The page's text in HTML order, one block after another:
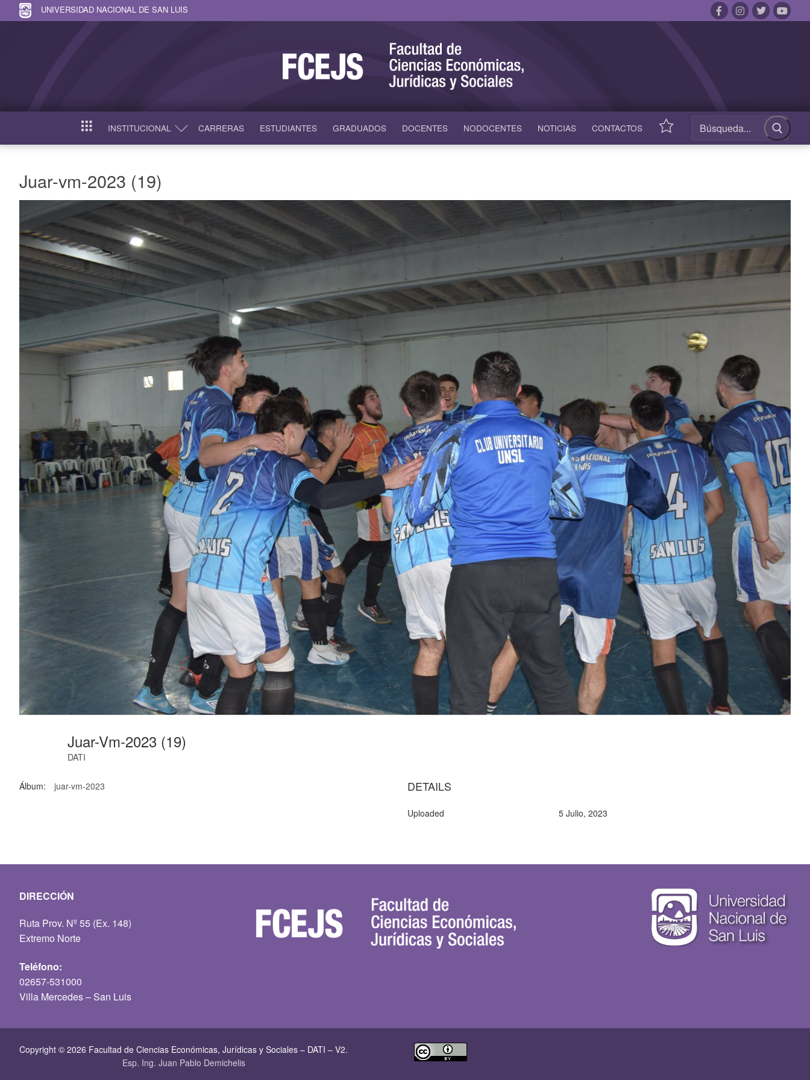
UNIVERSIDAD NACIONAL DE SAN LUIS
INICIO INSTITUCIONAL CARRERAS ESTUDIANTES GRADUADOS DOCENTES NODOCENTES NOTICIAS CONTACTOS ACCESOS
Juar-vm-2023 (19)
Juar-Vm-2023 (19)
DATI
Álbum: juar-vm-2023 DETAILS
Uploaded 5 Julio, 2023
DIRECCIÓN
Ruta Prov. Nº 55 (Ex. 148)
Extremo Norte
Teléfono:
02657-531000
Villa Mercedes – San Luis
Copyright © 2026 Facultad de Ciencias Económicas, Jurí­dicas y Sociales – DATI – V2.
Esp. Ing. Juan Pablo Demichelis